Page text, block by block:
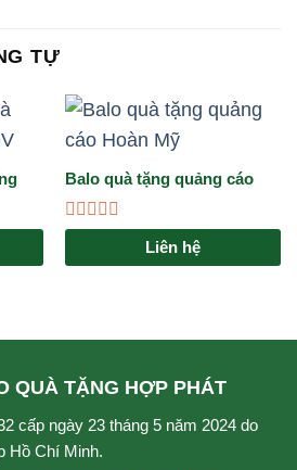
TỰ
Balo quà tặng quảng cáo
Hoàn Mỹ
Được
hạng
Liên hệ
QUÀ TẶNG HỢP PHÁT
cấp ngày 23 tháng 5 năm 2024 do
Hồ Chí Minh.